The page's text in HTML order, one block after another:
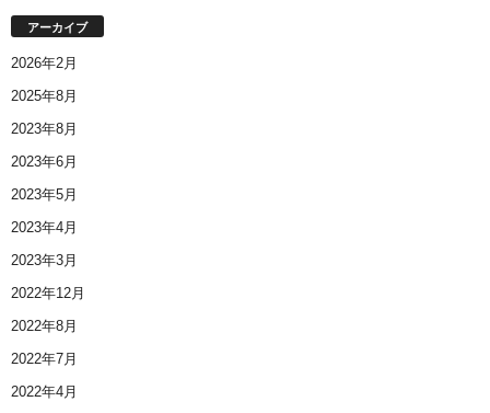
アーカイブ
2026年2月
2025年8月
2023年8月
2023年6月
2023年5月
2023年4月
2023年3月
2022年12月
2022年8月
2022年7月
2022年4月